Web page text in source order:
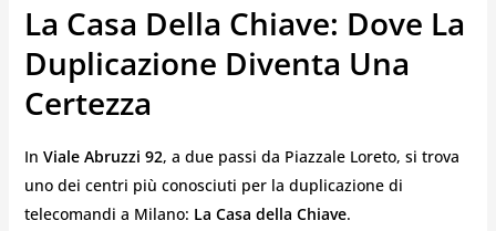
La Casa Della Chiave: Dove La
Duplicazione Diventa Una
Certezza
In Viale Abruzzi 92, a due passi da Piazzale Loreto, si trova
uno dei centri più conosciuti per la duplicazione di
telecomandi a Milano: La Casa della Chiave.